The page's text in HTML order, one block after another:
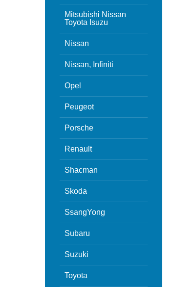
Mitsubishi Nissan
Toyota Isuzu
Nissan
Nissan, Infiniti
Opel
Peugeot
Porsche
Renault
Shacman
Skoda
SsangYong
Subaru
Suzuki
Toyota